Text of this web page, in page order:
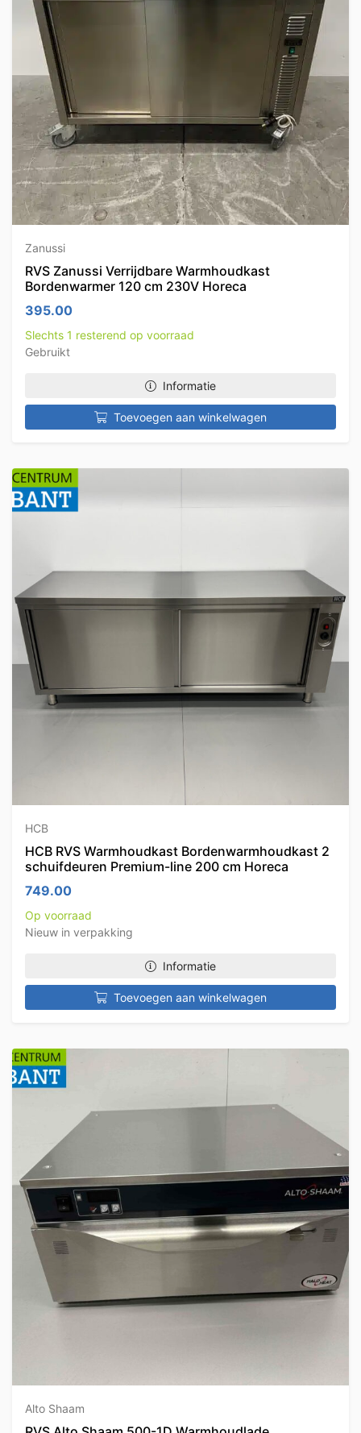
Zanussi
RVS Zanussi Verrijdbare Warmhoudkast
Bordenwarmer 120 cm 230V Horeca
395.00
Slechts 1 resterend op voorraad
Gebruikt
Informatie
Toevoegen aan winkelwagen
HCB
HCB RVS Warmhoudkast Bordenwarmhoudkast 2
schuifdeuren Premium-line 200 cm Horeca
749.00
Op voorraad
Nieuw in verpakking
Informatie
Toevoegen aan winkelwagen
Alto Shaam